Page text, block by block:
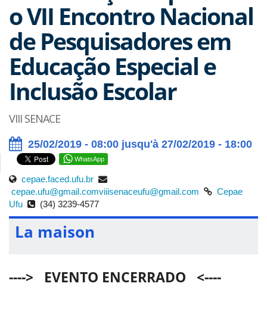
o VII Encontro Nacional
de Pesquisadores em
Educação Especial e
Inclusão Escolar
VIII SENACE
25/02/2019 - 08:00 jusqu'à 27/02/2019 - 18:00
WhatsApp
cepae.faced.ufu.br
cepae.ufu@gmail.comviiisenaceufu@gmail.com
Cepae
Ufu
(34) 3239-4577
La maison
----> EVENTO ENCERRADO <----